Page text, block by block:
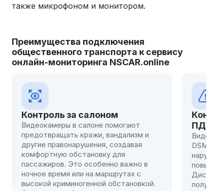
также микрофоном и монитором.
Преимущества подключения
общественного транспорта к сервису
онлайн-мониторинга NSCAR.online
Контроль за соблюдением
ПДД
Видеонаблюдение с функцией ADAS-
DSM помогает предотвращать
нарушения, снижая риск аварий и
повышая безопасность пассажиров.
Диспетчер автопарка своевременно
получает сообщения о настроенных
может